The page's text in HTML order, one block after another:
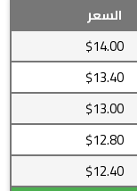
السعر
$14.00
$13.40
$13.00
$12.80
$12.40